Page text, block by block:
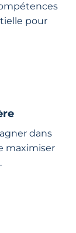
pour
dans
maximiser